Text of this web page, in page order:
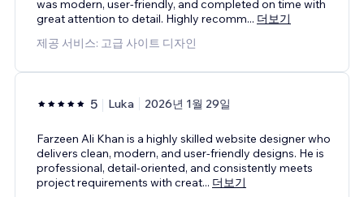
was modern, user-friendly, and completed on time with
great attention to detail. Highly recomm... 더보기
제공 서비스: 고급 사이트 디자인
5 Luka 2026년 1월 29일
Farzeen Ali Khan is a highly skilled website designer who
delivers clean, modern, and user-friendly designs. He is
professional, detail-oriented, and consistently meets
project requirements with creat... 더보기